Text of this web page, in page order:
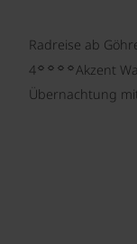
Radreise ab
4☼☼☼☼Akzent
Übernachtung